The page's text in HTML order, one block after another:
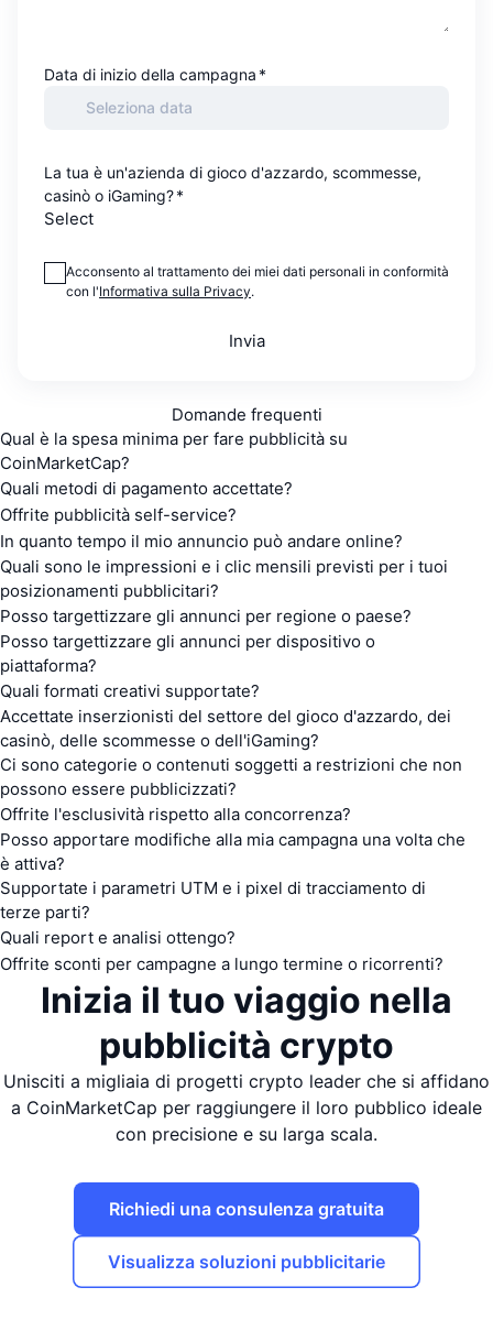
Data di inizio della campagna *
La tua è un'azienda di gioco d'azzardo, scommesse,
casinò o iGaming?*
Select
Acconsento al trattamento dei miei dati personali in conformità
con l'Informativa sulla Privacy.
Invia
Domande frequenti
Qual è la spesa minima per fare pubblicità su
CoinMarketCap?
Quali metodi di pagamento accettate?
Offrite pubblicità self-service?
In quanto tempo il mio annuncio può andare online?
Quali sono le impressioni e i clic mensili previsti per i tuoi
posizionamenti pubblicitari?
Posso targettizzare gli annunci per regione o paese?
Posso targettizzare gli annunci per dispositivo o
piattaforma?
Quali formati creativi supportate?
Accettate inserzionisti del settore del gioco d'azzardo, dei
casinò, delle scommesse o dell'iGaming?
Ci sono categorie o contenuti soggetti a restrizioni che non
possono essere pubblicizzati?
Offrite l'esclusività rispetto alla concorrenza?
Posso apportare modifiche alla mia campagna una volta che
è attiva?
Supportate i parametri UTM e i pixel di tracciamento di
terze parti?
Quali report e analisi ottengo?
Offrite sconti per campagne a lungo termine o ricorrenti?
Inizia il tuo viaggio nella
pubblicità crypto
Unisciti a migliaia di progetti crypto leader che si affidano
a CoinMarketCap per raggiungere il loro pubblico ideale
con precisione e su larga scala.
Richiedi una consulenza gratuita
Visualizza soluzioni pubblicitarie